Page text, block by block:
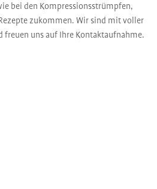
bei den Kompressionsstrümpfen,
zukommen. Wir sind mit voller
freuen uns auf Ihre Kontaktaufnahme.